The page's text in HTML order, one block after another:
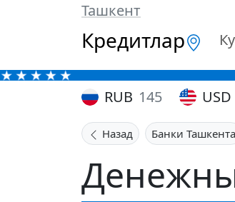
Ташкент
Кредитлар
RUB 145 USD
Назад Банки Ташкента